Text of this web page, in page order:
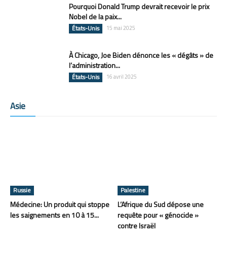
Pourquoi Donald Trump devrait recevoir le prix
Nobel de la paix...
États-Unis 15 mai 2025
À Chicago, Joe Biden dénonce les « dégâts » de
l’administration...
États-Unis 16 avril 2025
Asie
Russie
Médecine: Un produit qui stoppe
les saignements en 10 à 15...
Palestine
L’Afrique du Sud dépose une
requête pour « génocide »
contre Israël